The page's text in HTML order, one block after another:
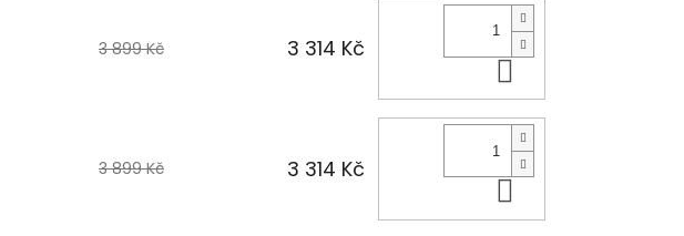
3 899 Kč 3 314 Kč
Do košíku
3 899 Kč 3 314 Kč